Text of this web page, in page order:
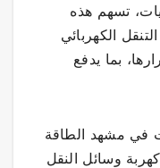
تسهم هذه
الكهربائي
بما يدفع
في مشهد الطاقة
وسائل النقل